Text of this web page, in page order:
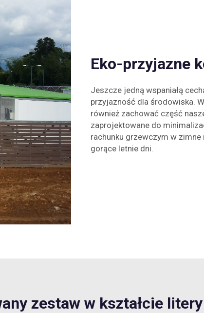
Eko-przyjazne
Jeszcze jedną wspaniałą
przyjazność dla środowiska.
również zachować część
zaprojektowane do
rachunku grzewczym w
gorące letnie dni.
zestaw w kształcie